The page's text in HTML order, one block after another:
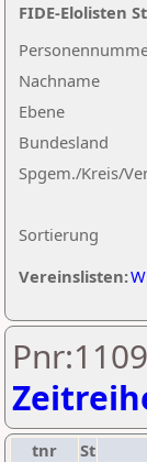
Nachname
Ebene
Sortierung
Bundesland
Spgem./Kreis/
Vereinslisten:
FIDE-Elolisten
tnr St